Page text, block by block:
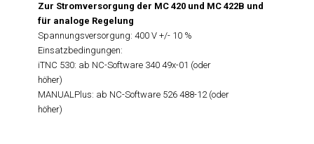
Zur Stromversorgung der MC 420 und MC 422B und
für analoge Regelung
Spannungsversorgung: 400 V +/- 10 %
Einsatzbedingungen:
iTNC 530: ab NC-Software 340 49x-01 (oder
höher)
MANUALPlus: ab NC-Software 526 488-12 (oder
höher)